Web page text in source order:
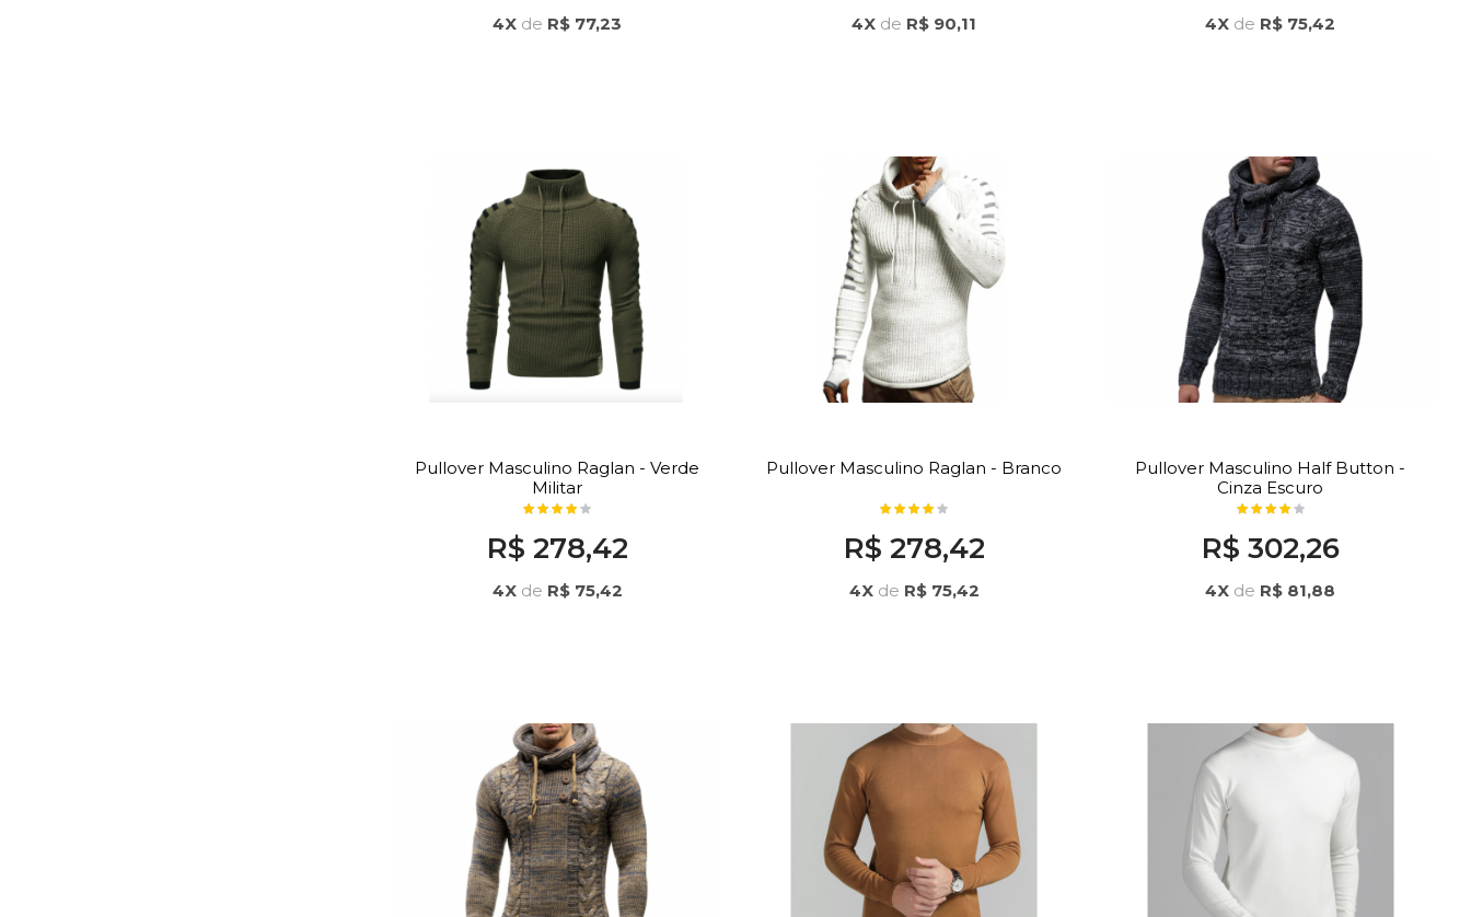
4X de R$ 77,23 4X de R$ 90,11 4X de R$ 75,42
Pullover Masculino Raglan - Verde
Militar
R$ 278,42
4Xde R$ 75,42
Pullover Masculino Raglan - Branco
R$ 278,42
4Xde R$ 75,42
Pullover Masculino Half Button -
Cinza Escuro
R$ 302,26
4X de R$ 81,88